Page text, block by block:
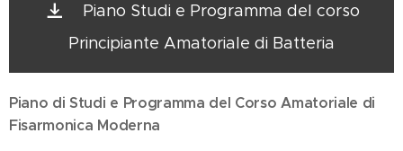
Piano Studi e Programma del corso
Principiante Amatoriale di Batteria
Piano di Studi e Programma del Corso Amatoriale di
Fisarmonica Moderna